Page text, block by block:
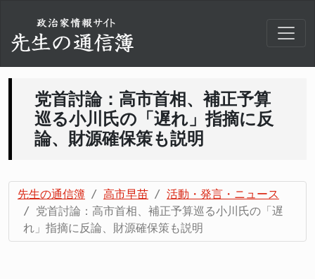
党首討論：高市首相、補正予算
巡る小川氏の「遅れ」指摘に反
論、財源確保策も説明
先生の通信簿 高市早苗
活動・発言・ニュース
党首討論：高市首相、補正予算巡る小川氏の「遅
れ」指摘に反論、財源確保策も説明